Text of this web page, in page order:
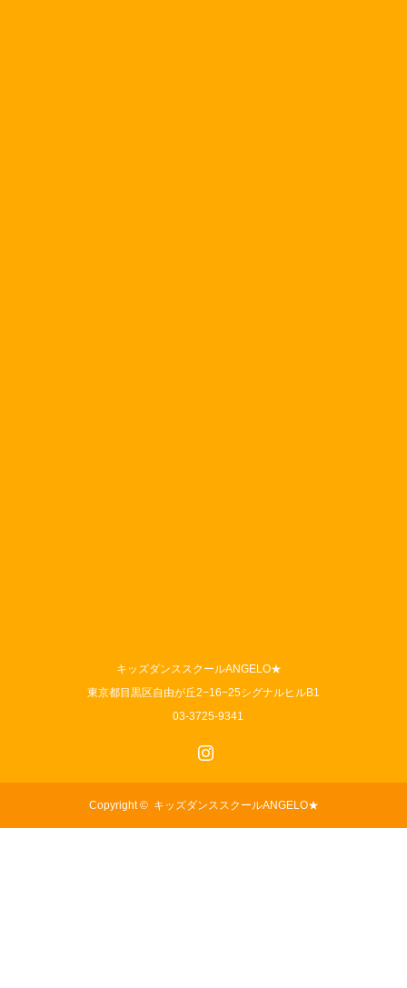
キッズダンススクールANGELO★
東京都目黒区自由が丘2−16−25シグナルヒルB1
03-3725-9341
Copyright © キッズダンススクールANGELO★